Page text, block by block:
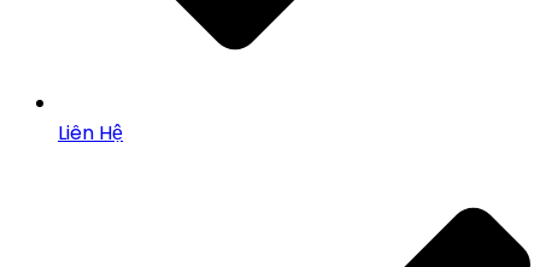
Liên Hệ